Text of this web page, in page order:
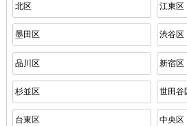
北区 江東区
墨田区 渋谷区
品川区 新宿区
杉並区 世田谷
台東区 中央区